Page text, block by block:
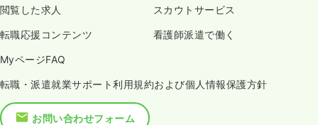
閲覧した求人 スカウトサービス
転職応援コンテンツ 看護師派遣で働く
MyページFAQ
転職・派遣就業サポート利用規約および個人情報保護方針
お問い合わせフォーム